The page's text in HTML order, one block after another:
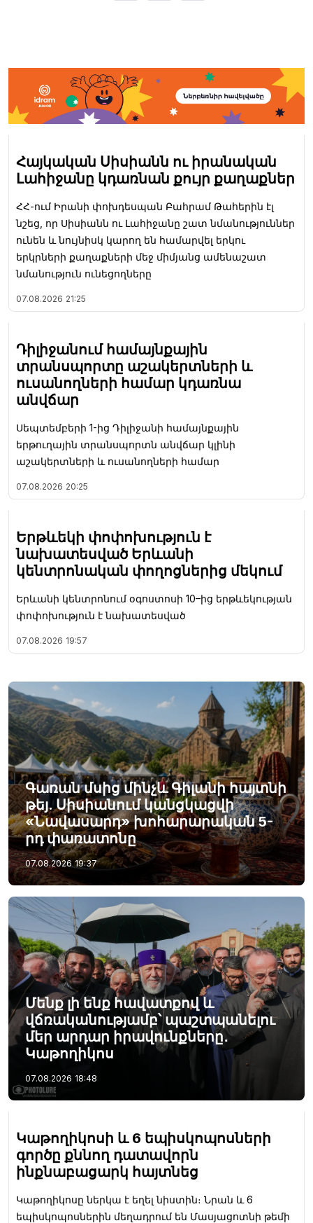
Հայկական Սիսիանն ու իրանական
Լահիջանը կդառնան քույր քաղաքներ
ՀՀ-ում Իրանի փոխդեսպան Բահրամ Թահերին էլ
նշեց, որ Սիսիանն ու Լահիջանը շատ նմանություններ
ունեն և նույնիսկ կարող են համարվել երկու
երկրների քաղաքների մեջ միմյանց ամենաշատ
նմանություն ունեցողները
07.08.2026 21:25
Դիլիջանում համայնքային
տրանսպորտը աշակերտների և
ուսանողների համար կդառնա
անվճար
Սեպտեմբերի 1-ից Դիլիջանի համայնքային
երթուղային տրանսպորտն անվճար կլինի
աշակերտների և ուսանողների համար
07.08.2026 20:25
Երթևեկի փոփոխություն է
նախատեսված Երևանի
կենտրոնական փողոցներից մեկում
Երևանի կենտրոնում օգոստոսի 10–ից երթևեկության
փոփոխություն է նախատեսված
07.08.2026 19:57
Գառան մսից մինչև Գիլանի հայտնի
թեյ. Սիսիանում կանցկացվի
«Նավասարդ» խոհարարական 5-
րդ փառատոնը
07.08.2026 19:37
Մենք լի ենք հավատքով և
վճռականությամբ՝ պաշտպանելու
մեր արդար իրավունքները․
Կաթողիկոս
07.08.2026 18:48
Կաթողիկոսի և 6 եպիսկոպոսների
գործը քննող դատավորն
ինքնաբացարկ հայտնեց
Կաթողիկոսը ներկա է եղել նիստին։ Նրան և 6
եպիսկոպոսներին մեղադրում են Մասյացոտնի թեմի